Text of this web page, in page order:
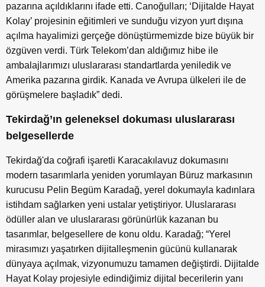
pazarına açıldıklarını ifade etti. Canoğulları; ‘Dijitalde Hayat
Kolay’ projesinin eğitimleri ve sunduğu vizyon yurt dışına
açılma hayalimizi gerçeğe dönüştürmemizde bize büyük bir
özgüven verdi. Türk Telekom’dan aldığımız hibe ile
ambalajlarımızı uluslararası standartlarda yeniledik ve
Amerika pazarına girdik. Kanada ve Avrupa ülkeleri ile de
görüşmelere başladık” dedi.
Tekirdağ’ın geleneksel dokuması uluslararası
belgesellerde
Tekirdağ'da coğrafi işaretli Karacakılavuz dokumasını
modern tasarımlarla yeniden yorumlayan Büruz markasının
kurucusu Pelin Begüm Karadağ, yerel dokumayla kadınlara
istihdam sağlarken yeni ustalar yetiştiriyor. Uluslararası
ödüller alan ve uluslararası görünürlük kazanan bu
tasarımlar, belgesellere de konu oldu. Karadağ; “Yerel
mirasımızı yaşatırken dijitalleşmenin gücünü kullanarak
dünyaya açılmak, vizyonumuzu tamamen değiştirdi. Dijitalde
Hayat Kolay projesiyle edindiğimiz dijital becerilerin yanı